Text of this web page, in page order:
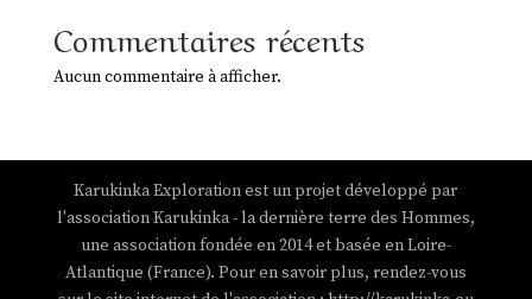
Commentaires récents
Aucun commentaire à afficher.
Karukinka Exploration est un projet développé par
l'association Karukinka - la dernière terre des Hommes,
une association fondée en 2014 et basée en Loire-
Atlantique (France). Pour en savoir plus, rendez-vous